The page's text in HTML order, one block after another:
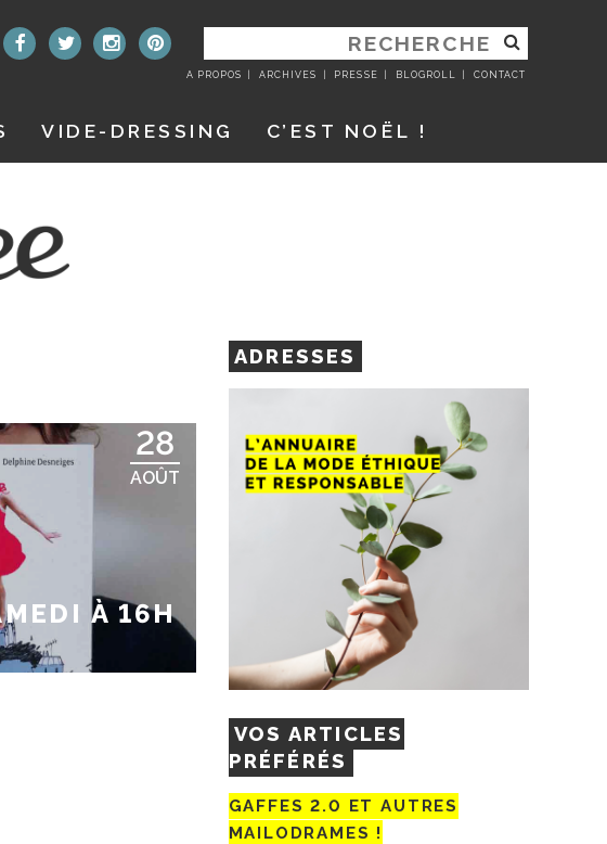
RECHERCHER
:
A PROPOS ARCHIVES PRESSE BLOGROLL CONTACT
VIDE-DRESSING C’EST NOËL !
28
AOÛT
À 16H
ADRESSES
VOS ARTICLES
PRÉFÉRÉS
GAFFES 2.0 ET AUTRES
MAILODRAMES !